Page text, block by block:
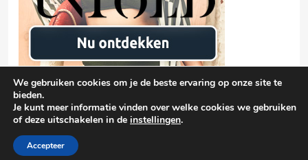
damen-mode.net 2026 |
We gebruiken cookies om je de beste ervaring op onze site te
bieden.
Je kunt meer informatie vinden over welke cookies we gebruiken
of deze uitschakelen in de instellingen.
Accepteer